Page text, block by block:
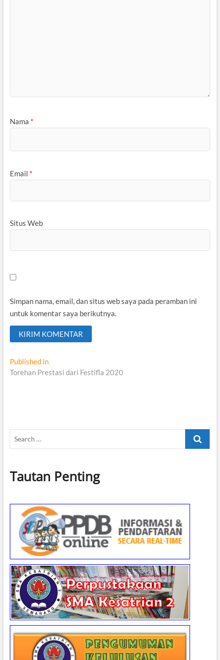
Nama *
Email *
Situs Web
Simpan nama, email, dan situs web saya pada peramban ini
untuk komentar saya berikutnya.
Navigasi
pos
Published in
Torehan Prestasi dari Festifla 2020
Search
Tautan Penting